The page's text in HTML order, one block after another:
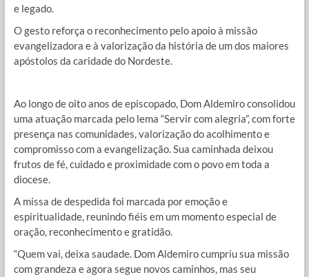
e legado.
O gesto reforça o reconhecimento pelo apoio à missão
evangelizadora e à valorização da história de um dos maiores
apóstolos da caridade do Nordeste.
Ao longo de oito anos de episcopado, Dom Aldemiro consolidou
uma atuação marcada pelo lema “Servir com alegria”, com forte
presença nas comunidades, valorização do acolhimento e
compromisso com a evangelização. Sua caminhada deixou
frutos de fé, cuidado e proximidade com o povo em toda a
diocese.
A missa de despedida foi marcada por emoção e
espiritualidade, reunindo fiéis em um momento especial de
oração, reconhecimento e gratidão.
“Quem vai, deixa saudade. Dom Aldemiro cumpriu sua missão
com grandeza e agora segue novos caminhos, mas seu